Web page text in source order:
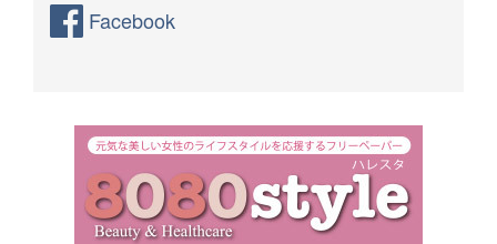
Facebook